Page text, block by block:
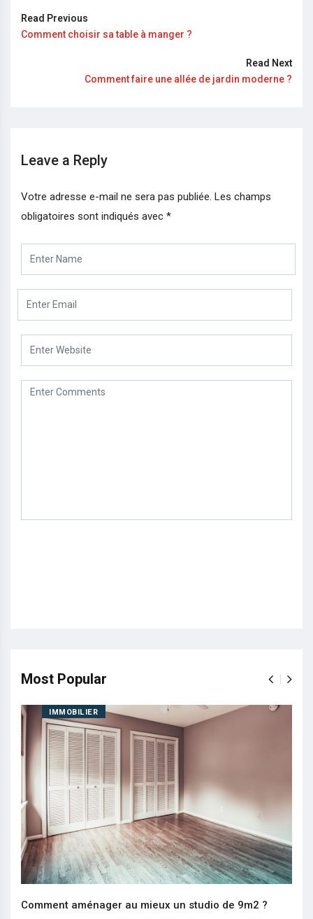
Read Previous
Comment choisir sa table à manger ?
Read Next
Comment faire une allée de jardin moderne ?
Leave a Reply
Votre adresse e-mail ne sera pas publiée. Les champs
obligatoires sont indiqués avec *
Most Popular
IMMOBILIER
Comment aménager au mieux un studio de 9m2 ?